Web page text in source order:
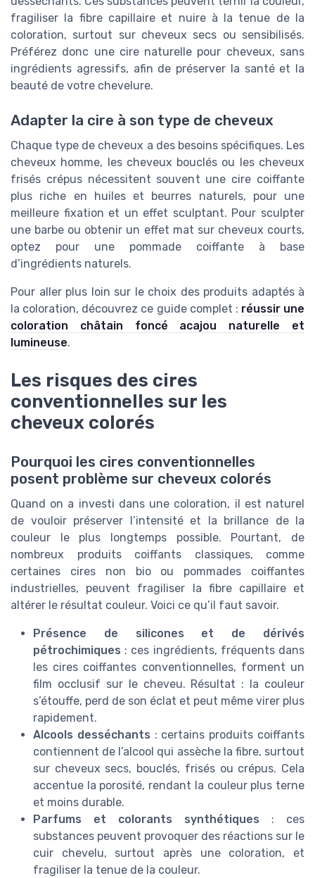
fragiliser la fibre capillaire et nuire à la tenue de la
coloration, surtout sur cheveux secs ou sensibilisés.
Préférez donc une cire naturelle pour cheveux, sans
ingrédients agressifs, afin de préserver la santé et la
beauté de votre chevelure.
Adapter la cire à son type de cheveux
Chaque type de cheveux a des besoins spécifiques. Les
cheveux homme, les cheveux bouclés ou les cheveux
frisés crépus nécessitent souvent une cire coiffante
plus riche en huiles et beurres naturels, pour une
meilleure fixation et un effet sculptant. Pour sculpter
une barbe ou obtenir un effet mat sur cheveux courts,
optez pour une pommade coiffante à base
d’ingrédients naturels.
Pour aller plus loin sur le choix des produits adaptés à
la coloration, découvrez ce guide complet : réussir une
coloration châtain foncé acajou naturelle et
lumineuse.
Les risques des cires
conventionnelles sur les
cheveux colorés
Pourquoi les cires conventionnelles
posent problème sur cheveux colorés
Quand on a investi dans une coloration, il est naturel
de vouloir préserver l’intensité et la brillance de la
couleur le plus longtemps possible. Pourtant, de
nombreux produits coiffants classiques, comme
certaines cires non bio ou pommades coiffantes
industrielles, peuvent fragiliser la fibre capillaire et
altérer le résultat couleur. Voici ce qu’il faut savoir.
Présence de silicones et de dérivés
pétrochimiques : ces ingrédients, fréquents dans
les cires coiffantes conventionnelles, forment un
film occlusif sur le cheveu. Résultat : la couleur
s’étouffe, perd de son éclat et peut même virer plus
rapidement.
Alcools desséchants : certains produits coiffants
contiennent de l’alcool qui assèche la fibre, surtout
sur cheveux secs, bouclés, frisés ou crépus. Cela
accentue la porosité, rendant la couleur plus terne
et moins durable.
Parfums et colorants synthétiques : ces
substances peuvent provoquer des réactions sur le
cuir chevelu, surtout après une coloration, et
fragiliser la tenue de la couleur.